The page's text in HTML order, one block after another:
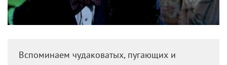
Вспоминаем чудаковатых, пугающих и